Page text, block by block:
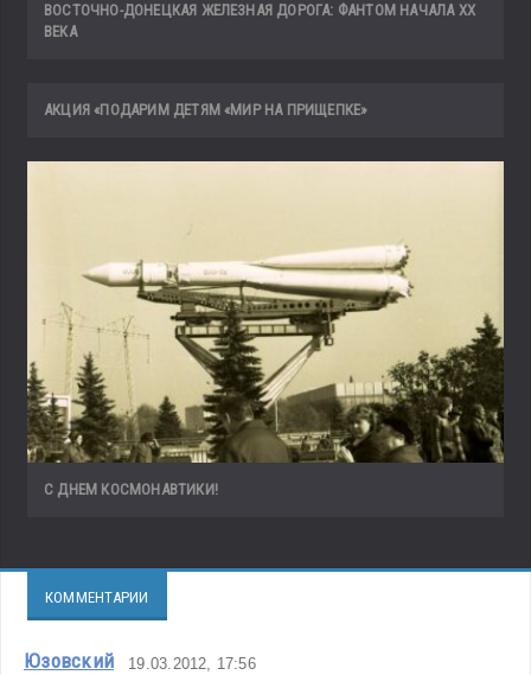
ВОСТОЧНО-ДОНЕЦКАЯ ЖЕЛЕЗНАЯ ДОРОГА: ФАНТОМ НАЧАЛА ХХ
ВЕКА
АКЦИЯ «ПОДАРИМ ДЕТЯМ «МИР НА ПРИЩЕПКЕ»
С ДНЕМ КОСМОНАВТИКИ!
КОММЕНТАРИИ
Юзовский 19.03.2012, 17:56